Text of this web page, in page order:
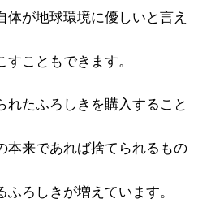
体が地球環境に優しいと言え
こともできます。
れたふろしきを購入すること
本来であれば捨てられるもの
ろしきが増えています。